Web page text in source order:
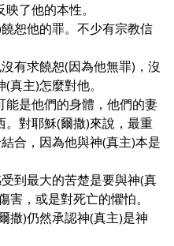
了他的本性。
恕他的罪。不少有宗教信
有求饒恕(因為他無罪)，沒
真主)怎麼對他。
能是他們的身體，他們的妻
。對耶穌(爾撒)來說，最重
合，因為他與神(真主)本是
到最大的苦楚是要與神(真
害，或是對死亡的懼怕。
撒)仍然承認神(真主)是神